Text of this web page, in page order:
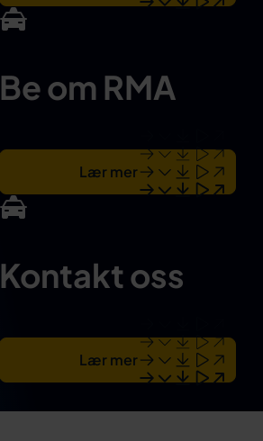
Be om RMA
Lær mer
Kontakt oss
Lær mer